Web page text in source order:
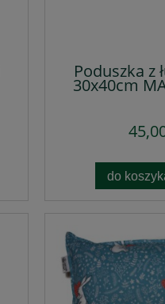
Poduszka z
30x40cm
do